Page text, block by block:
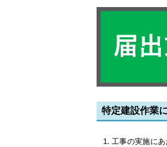
特定建設作業
工事の実施に